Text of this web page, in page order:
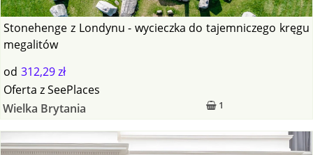
Stonehenge z Londynu - wycieczka do tajemniczego kręgu
megalitów
od 312,29 zł
1
Oferta zSeePlaces
Wielka Brytania